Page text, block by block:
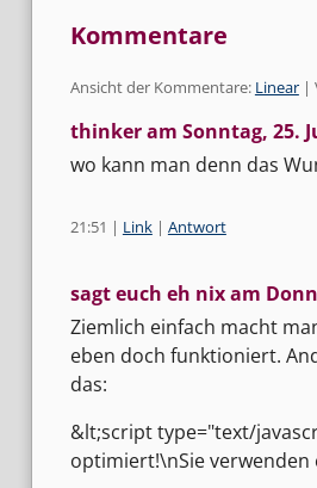
Kommentare
Ansicht der Kommentare: Linear|
thinker am Sonntag, 25.
wo kann man denn das
21:51 | Link| Antwort
sagt euch eh nix am
Ziemlich einfach macht
eben doch funktioniert.
das:
&lt;script type="text/
optimiert!\nSie verwenden